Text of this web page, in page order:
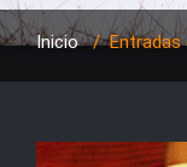
Inicio/Entradas